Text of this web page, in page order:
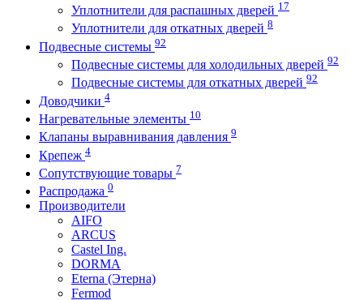
Уплотнители для распашных дверей 17
Уплотнители для откатных дверей 8
Подвесные системы 92
Подвесные системы для холодильных дверей 92
Подвесные системы для откатных дверей 92
Доводчики 4
Нагревательные элементы 10
Клапаны выравнивания давления 9
Крепеж 4
Сопутствующие товары 7
Распродажа 0
Производители
AIFO
ARCUS
Castel Ing.
DORMA
Eterna (Этерна)
Fermod